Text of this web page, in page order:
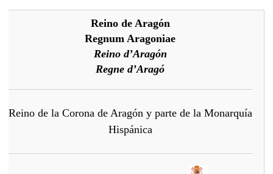
Reino de Aragón
Regnum Aragoniae
Reino d’Aragón
Regne d’Aragó
Reino de la Corona de Aragón y parte de la Monarquía
Hispánica